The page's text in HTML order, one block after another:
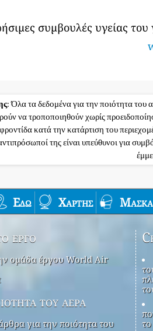
συμβουλές υγείας
: Όλα τα δεδομένα για την ποιότητα του
να τροποποιηθούν χωρίς
φροντίδα κατά την κατάρτιση του
της είναι υπεύθυνοι για
Εδώ Χάρτης Μάσκα
έργο
ομάδα έργου World Air
του αέρα
για την ποιότητα του